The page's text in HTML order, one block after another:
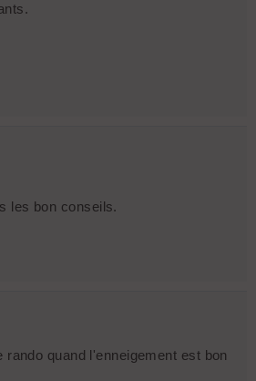
les bon conseils.
quand l'enneigement est bon